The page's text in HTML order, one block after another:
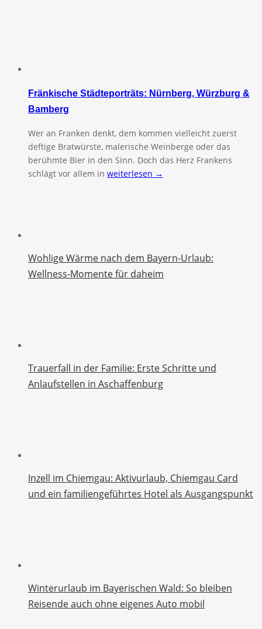
Fränkische Städteporträts: Nürnberg, Würzburg &
Bamberg
Wer an Franken denkt, dem kommen vielleicht zuerst
deftige Bratwürste, malerische Weinberge oder das
berühmte Bier in den Sinn. Doch das Herz Frankens
schlägt vor allem in weiterlesen →
Wohlige Wärme nach dem Bayern-Urlaub:
Wellness-Momente für daheim
Trauerfall in der Familie: Erste Schritte und
Anlaufstellen in Aschaffenburg
Inzell im Chiemgau: Aktivurlaub, Chiemgau Card
und ein familiengeführtes Hotel als Ausgangspunkt
Winterurlaub im Bayerischen Wald: So bleiben
Reisende auch ohne eigenes Auto mobil